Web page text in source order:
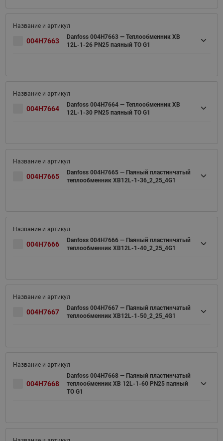
004H7663
Danfoss 004H7663 — Теплообменник XB
12L-1-26 PN25 паяный ТО G1
004H7664
Danfoss 004H7664 — Теплообменник XB
12L-1-30 PN25 паяный ТО G1
004H7665
Danfoss 004H7665 — Паяный пластинчатый
теплообменник XB12L-1-36_2_25_4G1
004H7666
Danfoss 004H7666 — Паяный пластинчатый
теплообменник XB12L-1-40_2_25_4G1
004H7667
Danfoss 004H7667 — Паяный пластинчатый
теплообменник XB12L-1-50_2_25_4G1
004H7668
Danfoss 004H7668 — Паяный пластинчатый
теплообменник XB 12L-1-60 PN25 паяный
ТО G1